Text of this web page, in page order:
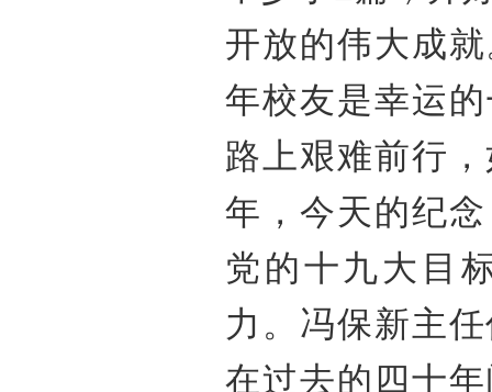
开放的伟大成
年校友是幸运
路上艰难前行
年，今天的纪
党的十九大目
力。冯保新主
在过去的四十